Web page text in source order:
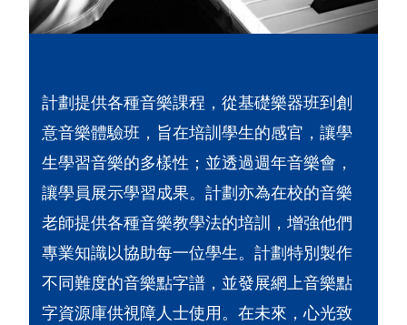
計劃提供各種音樂課程，從基礎樂器班到創
意音樂體驗班，旨在培訓學生的感官，讓學
生學習音樂的多樣性；並透過週年音樂會，
讓學員展示學習成果。計劃亦為在校的音樂
老師提供各種音樂教學法的培訓，增強他們
專業知識以協助每一位學生。計劃特別製作
不同難度的音樂點字譜，並發展網上音樂點
字資源庫供視障人士使用。在未來，心光致